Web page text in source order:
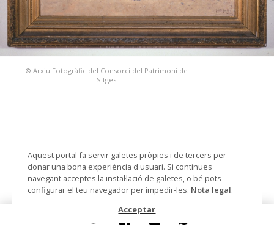
© Arxiu Fotogràfic del Consorci del Patrimoni de
Sitges
Platja de Sitges
pintura
Aquest portal fa servir galetes pròpies i de tercers per
donar una bona experiència d'usuari. Si continues
navegant acceptes la instal·lació de galetes, o bé pots
configurar el teu navegador per impedir-les. Nota legal.
Acceptar